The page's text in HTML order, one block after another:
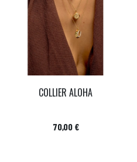
COLLIER ALOHA
Prix
70,00 €